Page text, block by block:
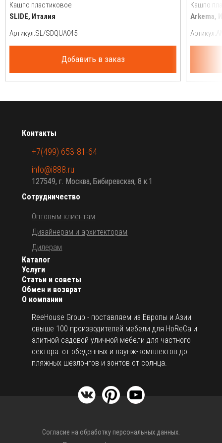
Кашпо пластиковое
SLIDE, Италия
Артикул:
Добавить в заказ
Кашпо
Arkema,
Артикул:
О компании
ReeHouse Group - поставляем из Европы и Азии
свыше 100 производителей мебели для HoReCa и
элитной садовой уличной мебели для частного
сектора: от обеденных и лаунж-комплектов до
пляжных шезлонгов и зонтов от солнца.
Каталог
Услуги
Статьи и советы
Обмен и возврат
Сотрудничество
Оптовым клиентам
Дизайнерам и архитекторам
Дилерам
Контакты
+7(499) 653-81-64
info@i888.ru
127549, г. Москва, Бибиревская, 8 к.1
Согласие на обработку персональных данных.